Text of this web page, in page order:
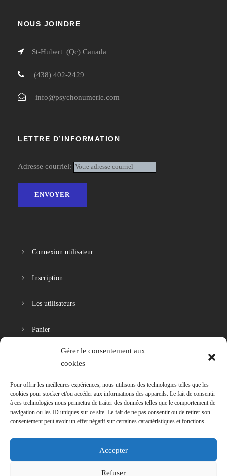
Gérer le consentement aux
cookies
Pour offrir les meilleures expériences, nous utilisons des technologies telles que les
cookies pour stocker et/ou accéder aux informations des appareils. Le fait de consentir
à ces technologies nous permettra de traiter des données telles que le comportement de
navigation ou les ID uniques sur ce site. Le fait de ne pas consentir ou de retirer son
consentement peut avoir un effet négatif sur certaines caractéristiques et fonctions.
Accepter
Refuser
NOUS JOINDRE
St-Hubert (Qc) Canada
(438) 402-2429
info@psychonumerie.com
LETTRE D’INFORMATION
Adresse courriel:
Connexion utilisateur
Inscription
Les utilisateurs
Panier
Réinitialisation du mot de passe